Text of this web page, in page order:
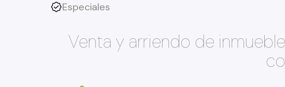
Especiales
Venta y arriendo de